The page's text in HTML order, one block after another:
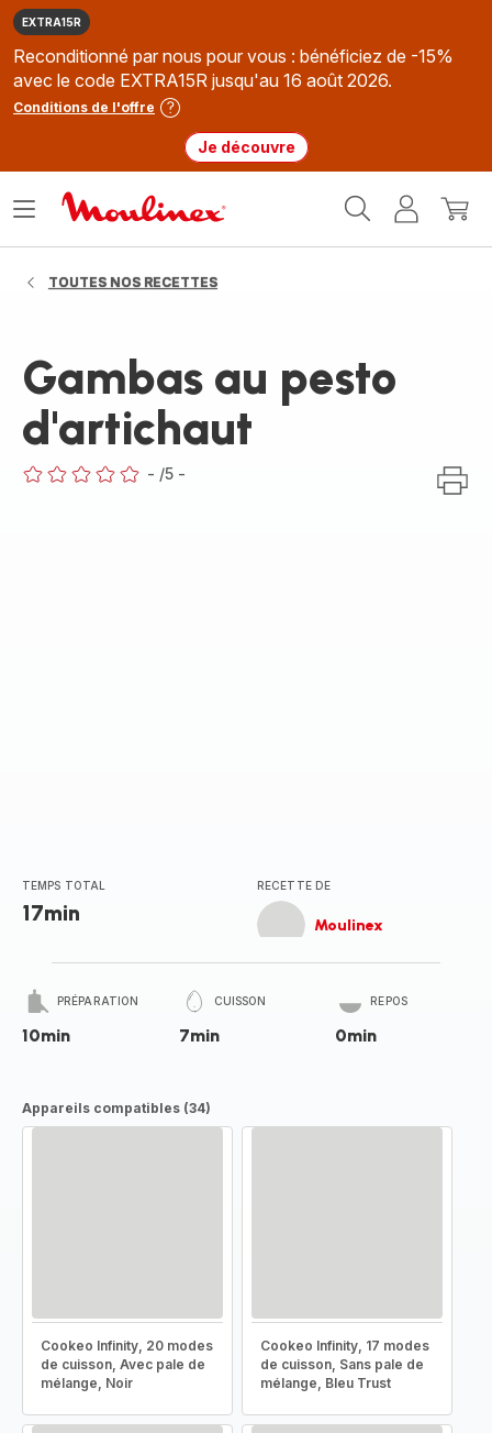
EXTRA15R
Reconditionné par nous pour vous : bénéficiez de -15%
avec le code EXTRA15R jusqu'au 16 août 2026.
Conditions de l'offre
Je découvre
MonMon
Ouvrir
TOUTES NOS RECETTES
Gambas au pesto
d'artichaut
- /5 -
TEMPS TOTAL
17min
RECETTE DE
Moulinex
PRÉPARATION
10min
CUISSON
7min
REPOS
0min
Appareils compatibles (34)
Cookeo Infinity, 20 modes
de cuisson, Avec pale de
mélange, Noir
Cookeo Infinity, 17 modes
de cuisson, Sans pale de
mélange, Bleu Trust